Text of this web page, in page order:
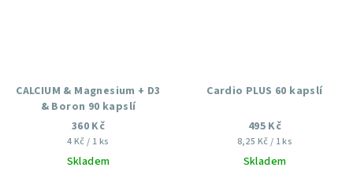
CALCIUM & Magnesium + D3
& Boron 90 kapslí
360 Kč
Měrná
cena:
4 Kč / 1 ks
Skladem
Cardio PLUS 60 kapslí
495 Kč
Měrná
cena:
8,25 Kč / 1 ks
Skladem